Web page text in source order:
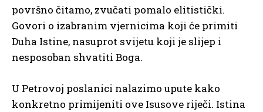
površno čitamo, zvučati pomalo elitistički.
Govori o izabranim vjernicima koji će primiti
Duha Istine, nasuprot svijetu koji je slijep i
nesposoban shvatiti Boga.
U Petrovoj poslanici nalazimo upute kako
konkretno primijeniti ove Isusove riječi. Istina